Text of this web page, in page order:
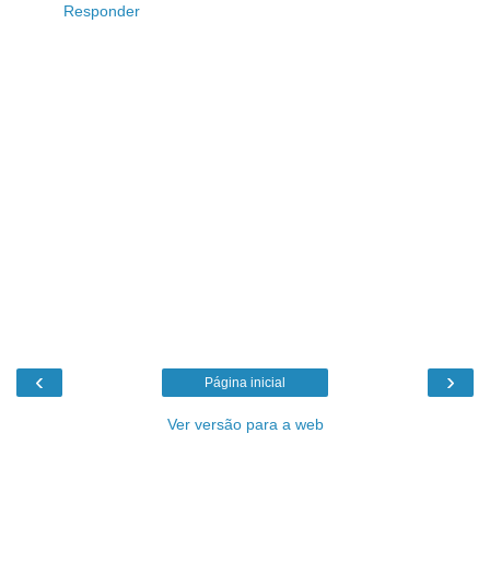
Responder
‹ ›
Página inicial
Ver versão para a web